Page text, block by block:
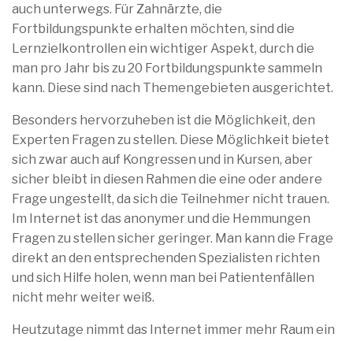
auch unterwegs. Für Zahnärzte, die
Fortbildungspunkte erhalten möchten, sind die
Lernzielkontrollen ein wichtiger Aspekt, durch die
man pro Jahr bis zu 20 Fortbildungspunkte sammeln
kann. Diese sind nach Themengebieten ausgerichtet.
Besonders hervorzuheben ist die Möglichkeit, den
Experten Fragen zu stellen. Diese Möglichkeit bietet
sich zwar auch auf Kongressen und in Kursen, aber
sicher bleibt in diesen Rahmen die eine oder andere
Frage ungestellt, da sich die Teilnehmer nicht trauen.
Im Internet ist das anonymer und die Hemmungen
Fragen zu stellen sicher geringer. Man kann die Frage
direkt an den entsprechenden Spezialisten richten
und sich Hilfe holen, wenn man bei Patientenfällen
nicht mehr weiter weiß.
Heutzutage nimmt das Internet immer mehr Raum ein